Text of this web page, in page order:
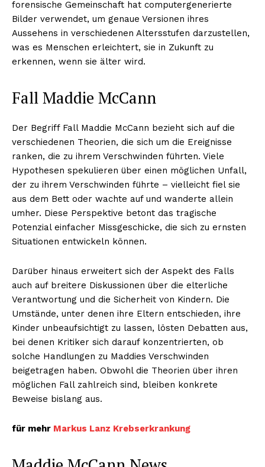
forensische Gemeinschaft hat computergenerierte
Bilder verwendet, um genaue Versionen ihres
Aussehens in verschiedenen Altersstufen darzustellen,
was es Menschen erleichtert, sie in Zukunft zu
erkennen, wenn sie älter wird.
Fall Maddie McCann
Der Begriff Fall Maddie McCann bezieht sich auf die
verschiedenen Theorien, die sich um die Ereignisse
ranken, die zu ihrem Verschwinden führten. Viele
Hypothesen spekulieren über einen möglichen Unfall,
der zu ihrem Verschwinden führte – vielleicht fiel sie
aus dem Bett oder wachte auf und wanderte allein
umher. Diese Perspektive betont das tragische
Potenzial einfacher Missgeschicke, die sich zu ernsten
Situationen entwickeln können.
Darüber hinaus erweitert sich der Aspekt des Falls
auch auf breitere Diskussionen über die elterliche
Verantwortung und die Sicherheit von Kindern. Die
Umstände, unter denen ihre Eltern entschieden, ihre
Kinder unbeaufsichtigt zu lassen, lösten Debatten aus,
bei denen Kritiker sich darauf konzentrierten, ob
solche Handlungen zu Maddies Verschwinden
beigetragen haben. Obwohl die Theorien über ihren
möglichen Fall zahlreich sind, bleiben konkrete
Beweise bislang aus.
für mehr Markus Lanz Krebserkrankung